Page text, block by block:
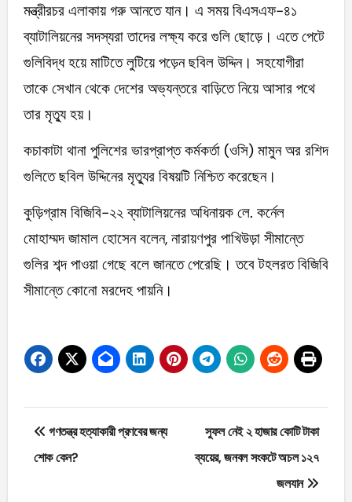
মন্ত্রীরচর এলাকায় গরু আনতে যান। এ সময় বিএসএফ-৪১
ব্যাটালিয়নের সদস্যরা তাদের লক্ষ্য করে গুলি ছোড়ে। এতে পেটে
গুলিবিদ্ধ হয়ে মাটিতে লুটিয়ে পড়েন ছবিল উদ্দিন। সহযোগীরা
তাকে সেখান থেকে দেশের অভ্যন্তরে বাড়িতে নিয়ে আসার পথে
তার মৃত্যু হয়।
কচাকাটা থানা পুলিশের ভারপ্রাপ্ত কর্মকর্তা (ওসি) মামুন অর রশিদ
গুলিতে ছবিল উদ্দিনের মৃত্যুর বিষয়টি নিশ্চিত করেছেন।
কুড়িগ্রাম বিজিবি-২২ ব্যাটালিয়নের অধিনায়ক লে. কর্নেল
মোহাম্মদ জামাল হোসেন বলেন, নারায়ণপুর পাখিউড়া সীমান্তে
গুলির শব্দ পাওয়া গেছে বলে জানতে পেরেছি। তবে টহলরত বিজিবি
সীমান্তে কোনো মরদেহ পায়নি।
Post
navigation
গণতন্ত্র হত্যাকারী প্রণবের জন্য
শোক কেন?
সুফল নেই ২ হাজার কোটি টাকা
ব্যয়ের, জনবল সংকটে অচল ১২৭
জলযান